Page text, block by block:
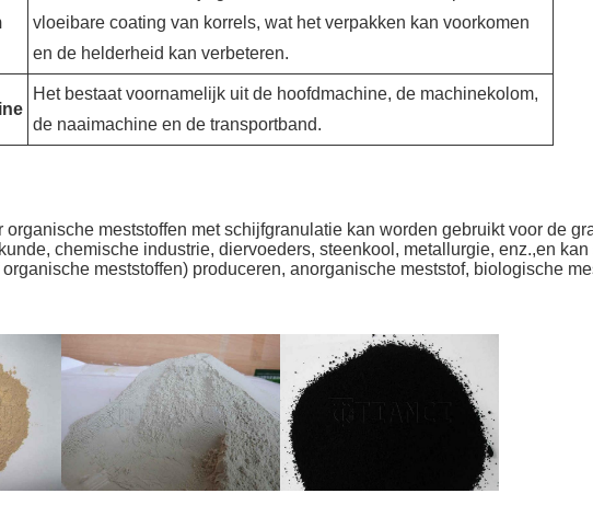
vloeibare coating van korrels, wat het verpakken kan voorkomen
en de helderheid kan verbeteren.
Het bestaat voornamelijk uit de hoofdmachine, de machinekolom,
de naaimachine en de transportband.
organische meststoffen met schijfgranulatie kan worden gebruikt voor de
chemische industrie, diervoeders, steenkool, metallurgie, enz.,en
meststoffen) produceren, anorganische meststof, biologische